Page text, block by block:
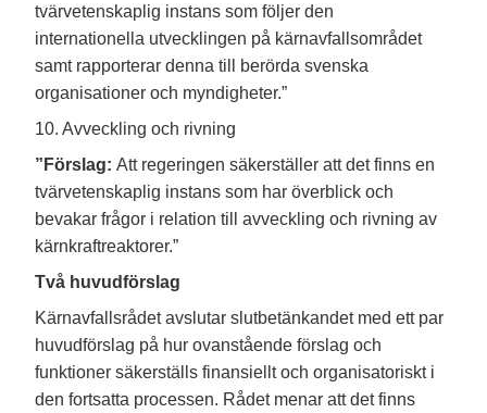
tvärvetenskaplig instans som följer den
internationella utvecklingen på kärnavfallsområdet
samt rapporterar denna till berörda svenska
organisationer och myndigheter.”
10. Avveckling och rivning
”Förslag: Att regeringen säkerställer att det finns en
tvärvetenskaplig instans som har överblick och
bevakar frågor i relation till avveckling och rivning av
kärnkraftreaktorer.”
Två huvudförslag
Kärnavfallsrådet avslutar slutbetänkandet med ett par
huvudförslag på hur ovanstående förslag och
funktioner säkerställs finansiellt och organisatoriskt i
den fortsatta processen. Rådet menar att det finns